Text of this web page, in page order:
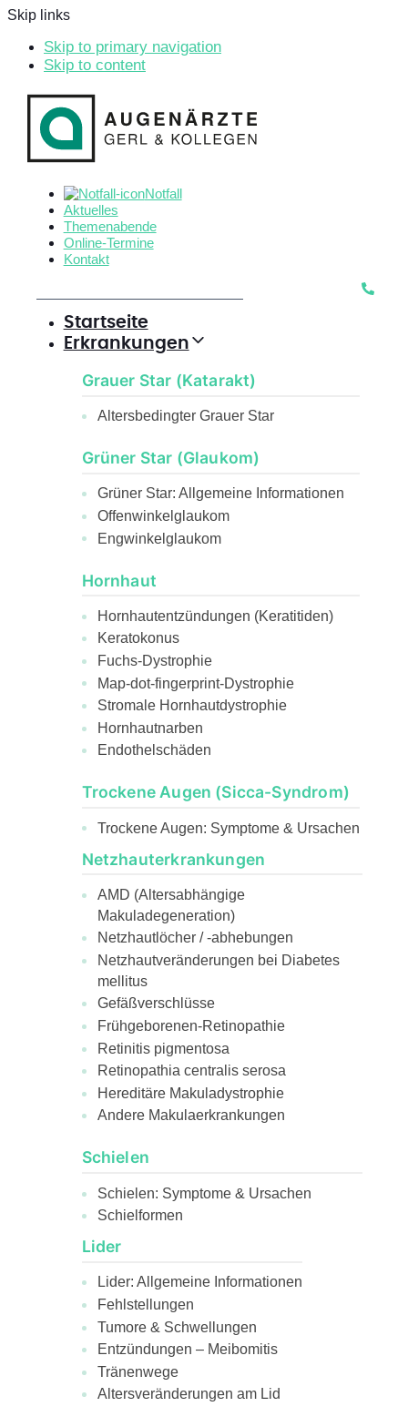
Skip links
Skip to primary navigation
Skip to content
Notfall
Aktuelles
Themenabende
Online-Termine
Kontakt
Startseite
Erkrankungen
Grauer Star (Katarakt)
Altersbedingter Grauer Star
Grüner Star (Glaukom)
Grüner Star: Allgemeine Informationen
Offenwinkelglaukom
Engwinkelglaukom
Hornhaut
Hornhautentzündungen (Keratitiden)
Keratokonus
Fuchs-Dystrophie
Map-dot-fingerprint-Dystrophie
Stromale Hornhautdystrophie
Hornhautnarben
Endothelschäden
Trockene Augen (Sicca-Syndrom)
Trockene Augen: Symptome & Ursachen
Netzhauterkrankungen
AMD (Altersabhängige
Makuladegeneration)
Netzhautlöcher / -abhebungen
Netzhautveränderungen bei Diabetes
mellitus
Gefäßverschlüsse
Frühgeborenen-Retinopathie
Retinitis pigmentosa
Retinopathia centralis serosa
Hereditäre Makuladystrophie
Andere Makulaerkrankungen
Schielen
Schielen: Symptome & Ursachen
Schielformen
Lider
Lider: Allgemeine Informationen
Fehlstellungen
Tumore & Schwellungen
Entzündungen – Meibomitis
Tränenwege
Altersveränderungen am Lid